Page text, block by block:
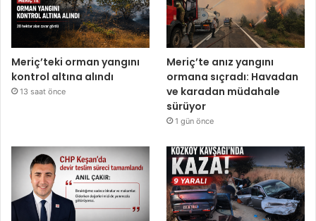
Meriç’teki orman yangını
kontrol altına alındı
13 saat önce
Meriç’te anız yangını
ormana sıçradı: Havadan
ve karadan müdahale
sürüyor
1 gün önce